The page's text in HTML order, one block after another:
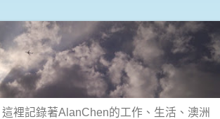
這裡記錄著AlanChen的工作、生活、澳洲